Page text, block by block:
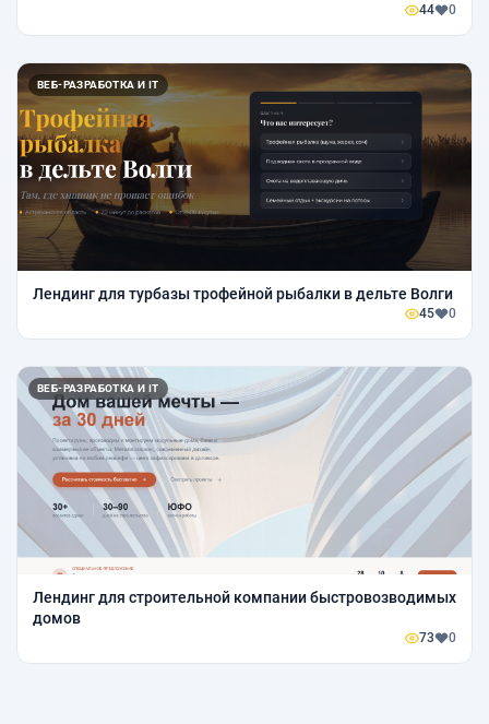
44 0
ВЕБ-РАЗРАБОТКА И IT
Лендинг для турбазы трофейной рыбалки в дельте Волги
45 0
ВЕБ-РАЗРАБОТКА И IT
Лендинг для строительной компании быстровозводимых
домов
73 0